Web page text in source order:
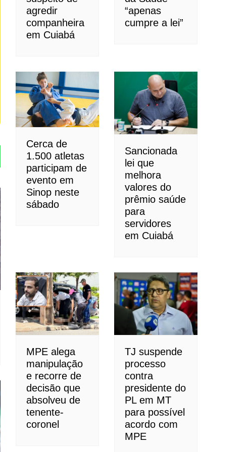
agredir
companheira
em Cuiabá
“apenas
cumpre a lei”
Cerca de
1.500 atletas
participam de
evento em
Sinop neste
sábado
Sancionada
lei que
melhora
valores do
prêmio saúde
para
servidores
em Cuiabá
MPE alega
manipulação
e recorre de
decisão que
absolveu de
tenente-
coronel
TJ suspende
processo
contra
presidente do
PL em MT
para possível
acordo com
MPE